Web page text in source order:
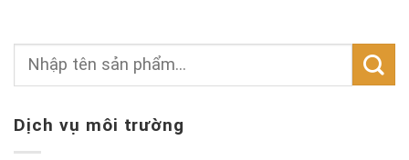
Dịch vụ môi trường